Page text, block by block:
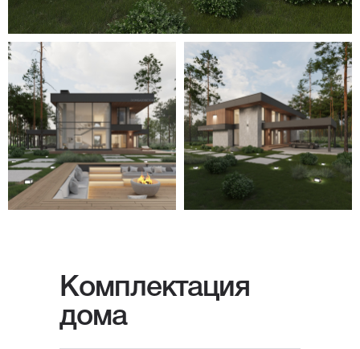
Для уточнения стоимости вашего
проекта свяжитесь с нами или
оставьте заявкуна обратный
звонок — мы свяжемся с вами
в ближайшее время.
Комплектация
дома